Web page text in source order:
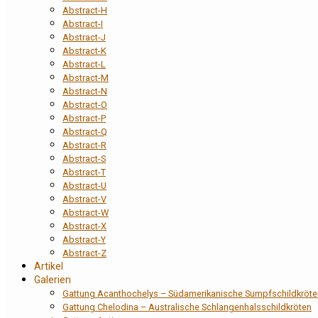
Abstract-H
Abstract-I
Abstract-J
Abstract-K
Abstract-L
Abstract-M
Abstract-N
Abstract-O
Abstract-P
Abstract-Q
Abstract-R
Abstract-S
Abstract-T
Abstract-U
Abstract-V
Abstract-W
Abstract-X
Abstract-Y
Abstract-Z
Artikel
Galerien
Gattung Acanthochelys – Südamerikanische
Gattung Chelodina – Australische Schlangenhalsschildkröten